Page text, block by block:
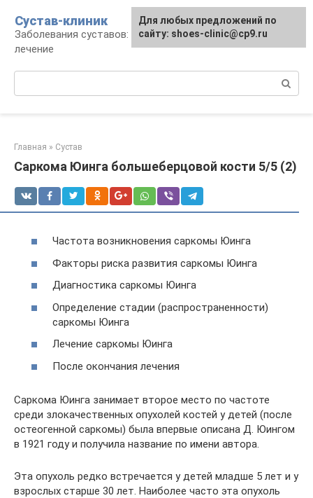
контенту
Сустав-клиник
Заболевания суставов: профилактика и
лечение
Главная » Сустав
Саркома Юинга большеберцовой кости 5/5 (2)
Частота возникновения саркомы Юинга
Факторы риска развития саркомы Юинга
Диагностика саркомы Юинга
Определение стадии (распространенности)
саркомы Юинга
Лечение саркомы Юинга
После окончания лечения
Саркома Юинга занимает второе место по частоте
среди злокачественных опухолей костей у детей (после
остеогенной саркомы) была впервые описана Д. Юингом
в 1921 году и получила название по имени автора.
Эта опухоль редко встречается у детей младше 5 лет и у
взрослых старше 30 лет. Наиболее часто эта опухоль
Для любых предложений по
сайту: shoes-clinic@cp9.ru